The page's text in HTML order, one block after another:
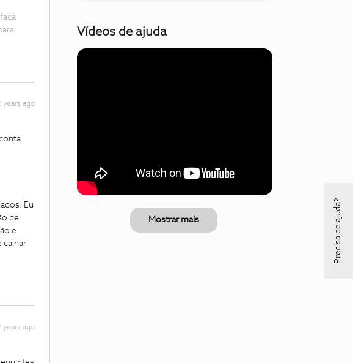
years ago
Eu
de
e
calhar
years ago
Vídeos de ajuda
Mostrar mais Precisa de ajuda?